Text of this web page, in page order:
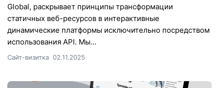
Global, раскрывает принципы трансформации
статичных веб-ресурсов в интерактивные
динамические платформы исключительно посредством
использования API. Мы...
Сайт-визитка 02.11.2025